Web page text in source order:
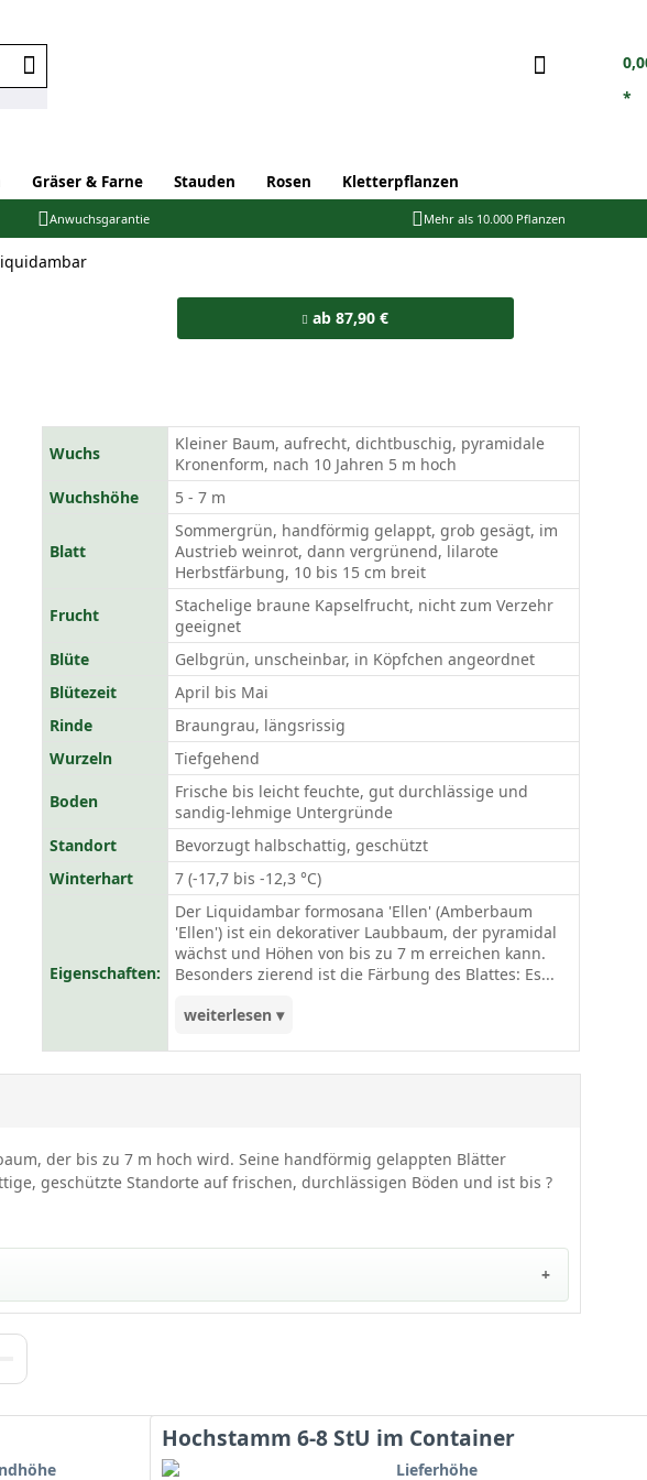
*
Gräser & Farne Stauden Rosen Kletterpflanzen
Anwuchsgarantie Mehr als 10.000 Pflanzen
ab 87,90 €
Wuchs
Kleiner Baum, aufrecht, dichtbuschig, pyramidale
Kronenform, nach 10 Jahren 5 m hoch
Wuchshöhe
5 - 7 m
Blatt
Sommergrün, handförmig gelappt, grob gesägt, im
Austrieb weinrot, dann vergrünend, lilarote
Herbstfärbung, 10 bis 15 cm breit
Frucht
Stachelige braune Kapselfrucht, nicht zum Verzehr
geeignet
Blüte
Gelbgrün, unscheinbar, in Köpfchen angeordnet
Blütezeit
April bis Mai
Rinde
Braungrau, längsrissig
Wurzeln
Tiefgehend
Boden
Frische bis leicht feuchte, gut durchlässige und
sandig-lehmige Untergründe
Standort
Bevorzugt halbschattig, geschützt
Winterhart
7 (-17,7 bis -12,3 °C)
Eigenschaften:
Der Liquidambar formosana 'Ellen' (Amberbaum
'Ellen') ist ein dekorativer Laubbaum, der pyramidal
wächst und Höhen von bis zu 7 m erreichen kann.
Besonders zierend ist die Färbung des Blattes: Es...
weiterlesen ▾
Amberbaum 'Ellen' als anspruchslos, relativ
frosthart und pflegeleicht. Wir empfehlen Ihnen
diese Sorte als Solitärgehölz zu setzen. Der
Geltung. Ein toller Blickfang, der definitiv auch Sie
der bis zu 7 m hoch wird. Seine handförmig gelappten Blätter
geschützte Standorte auf frischen, durchlässigen Böden und ist bis ?
Hochstamm 6-8 StU im Container
Lieferhöhe